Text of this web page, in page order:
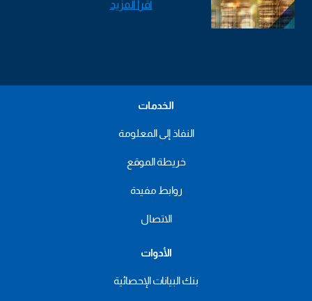
اقرأ المزيد
الخدمات
النفاذ إلى المعلومة
خريطة الموقع
روابط مفيدة
الاتصال
الأدوات
بنك البيانات الإحصائية